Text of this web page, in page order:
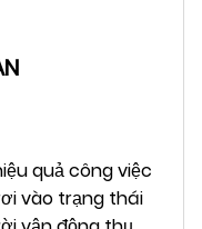
quả công việc
vào trạng thái